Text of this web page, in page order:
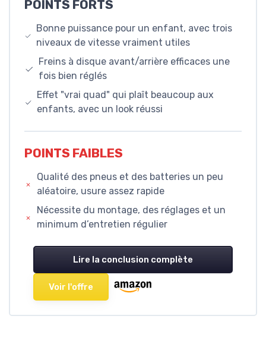
POINTS FORTS
Bonne puissance pour un enfant, avec trois
niveaux de vitesse vraiment utiles
Freins à disque avant/arrière efficaces une
fois bien réglés
Effet "vrai quad" qui plaît beaucoup aux
enfants, avec un look réussi
POINTS FAIBLES
Qualité des pneus et des batteries un peu
aléatoire, usure assez rapide
Nécessite du montage, des réglages et un
minimum d’entretien régulier
Lire la conclusion complète
Voir l'offre